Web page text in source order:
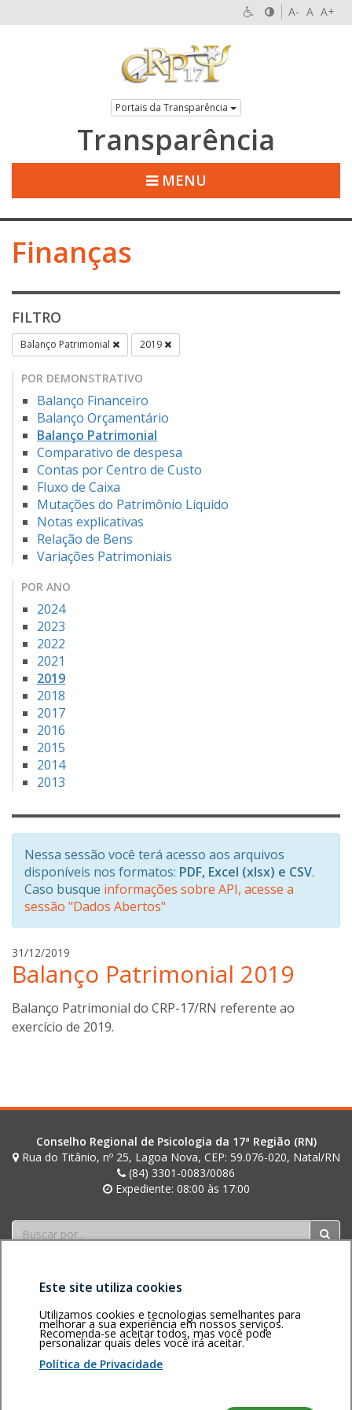
A- A A+
Portais da Transparência
Transparência
MENU
Finanças
FILTRO
Balanço Patrimonial 2019
POR DEMONSTRATIVO
Balanço Financeiro
Balanço Orçamentário
Balanço Patrimonial
Comparativo de despesa
Contas por Centro de Custo
Fluxo de Caixa
Mutações do Patrimônio Líquido
Notas explicativas
Relação de Bens
Variações Patrimoniais
POR ANO
2024
2023
2022
2021
2019
2018
2017
2016
2015
2014
2013
Nessa sessão você terá acesso aos arquivos
disponíveis nos formatos: PDF, Excel (xlsx) e CSV.
Caso busque informações sobre API, acesse a
sessão "Dados Abertos"
31/12/2019
n
a
b
o
i
Balanço Patrimonial 2019
Balanço Patrimonial do CRP-17/RN referente ao
exercício de 2019.
Conselho Regional de Psicologia da 17ª Região (RN)
Rua do Titânio, nº 25, Lagoa Nova, CEP: 59.076-020, Natal/RN
(84) 3301-0083/0086
Expediente: 08:00 às 17:00
Buscar
Área restritaPolítica de
privacidadePersonalização
de cookies
Este site utiliza cookies
Utilizamos cookies e tecnologias semelhantes para
melhorar a sua experiência em nossos serviços.
Recomenda-se aceitar todos, mas você pode
personalizar quais deles você irá aceitar.
Política de Privacidade